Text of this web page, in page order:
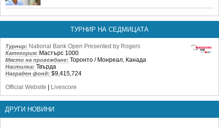
ТУРНИР НА СЕДМИЦАТА
Турнир: National Bank Open Presented by Rogers
Категория: Мастърс 1000
Място на провеждане: Торонто / Монреал, Канада
Настилка: Твърда
Награден фонд: $9,415,724
Official Website
Livescore
ДРУГИ НОВИНИ